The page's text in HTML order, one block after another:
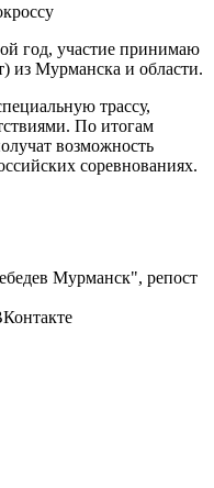
год, участие принимаю
из Мурманска и области.
трассу,
По итогам
возможность
соревнованиях.
Мурманск", репост